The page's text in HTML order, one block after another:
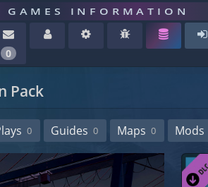
GAMES INFORMATION
0
Pack
0 Guides 0 Maps 0 Mods